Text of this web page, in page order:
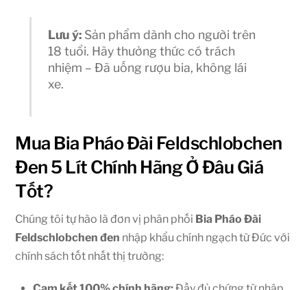
Lưu ý: Sản phẩm dành cho người trên
18 tuổi. Hãy thưởng thức có trách
nhiệm – Đã uống rượu bia, không lái
xe.
Mua Bia Pháo Đài Feldschlobchen
Đen 5 Lít Chính Hãng Ở Đâu Giá
Tốt?
Chúng tôi tự hào là đơn vị phân phối Bia Pháo Đài
Feldschlobchen đen nhập khẩu chính ngạch từ Đức với
chính sách tốt nhất thị trường: